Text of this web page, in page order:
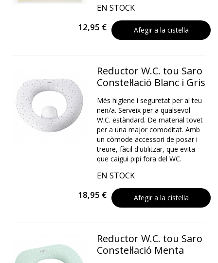
EN STOCK
12,95 € Afegir a la cistella
Reductor W.C. tou Saro
Constel·lació Blanc i Gris
Més higiene i seguretat per al teu
nen/a. Serveix per a qualsevol
W.C. estàndard. De material tovet
per a una major comoditat. Amb
un còmode accessori de posar i
treure, fàcil d'utilitzar, que evita
que caigui pipi fora del WC.
EN STOCK
18,95 € Afegir a la cistella
Reductor W.C. tou Saro
Constel·lació Menta